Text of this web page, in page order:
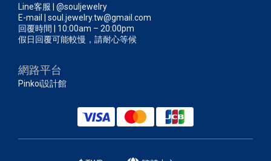
Line客服 | @souljewelry
E-mail | soul.jewelry.tw@gmail.com
回覆時間 | 10:00am – 20:00pm
假日回覆可能較慢，請耐心等候
網路平台
Pinkoi設計館